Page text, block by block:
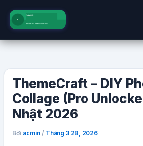
dung
ThemeCraft – DIY
Collage (Pro
Nhật 2026
Bởi admin / Tháng 3 28, 2026